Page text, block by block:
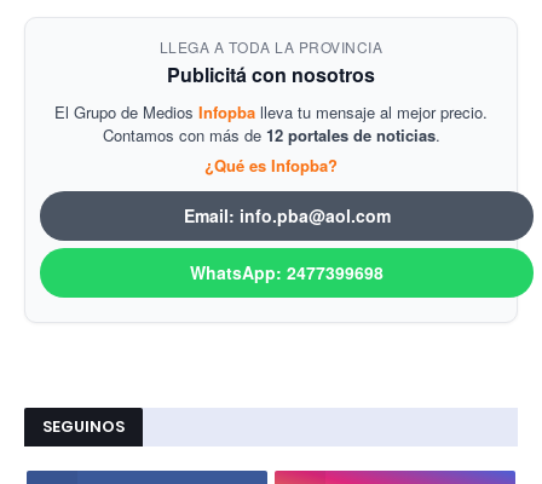
LLEGA A TODA LA PROVINCIA
Publicitá con nosotros
El Grupo de Medios Infopba lleva tu mensaje al mejor precio.
Contamos con más de 12 portales de noticias.
¿Qué es Infopba?
Email: info.pba@aol.com
WhatsApp: 2477399698
SEGUINOS